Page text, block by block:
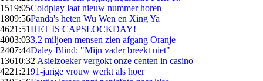
1519:05Coldplay laat nieuw nummer horen
1809:56Panda's heten Wu Wen en Xing Ya
4621:51HET IS CAPSLOCKDAY!
4003:033,2 miljoen mensen zien afgang Oranje
2407:44Daley Blind: "Mijn vader breekt niet"
13610:32'Asielzoeker vergokt onze centen in casino'
4221:2191-jarige vrouw werkt als hoer